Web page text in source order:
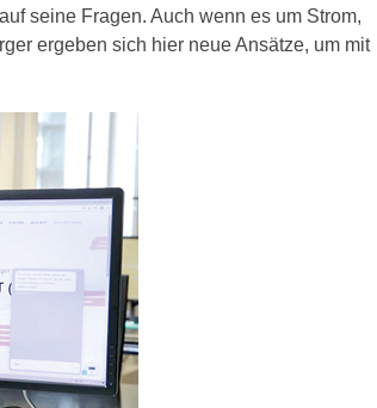
seine Fragen. Auch wenn es um Strom,
ergeben sich hier neue Ansätze, um mit